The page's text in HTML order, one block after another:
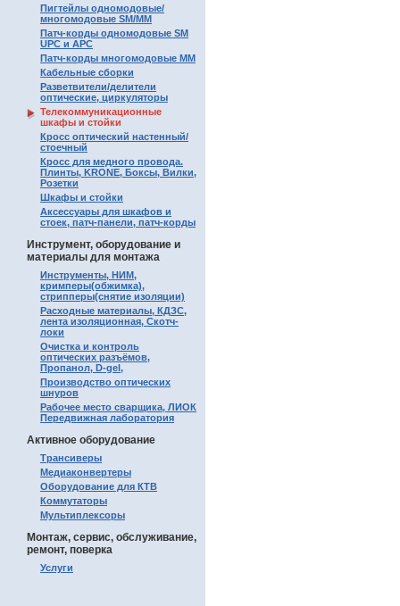
Пигтейлы одномодовые/
многомодовые SM/MM
Патч-корды одномодовые SM
UPC и APC
Патч-корды многомодовые MM
Кабельные сборки
Разветвители/делители
оптические, циркуляторы
Телекоммуникационные
шкафы и стойки
Кросс оптический настенный/
стоечный
Кросс для медного провода.
Плинты, KRONE, Боксы, Вилки,
Розетки
Шкафы и стойки
Аксессуары для шкафов и
стоек, патч-панели, патч-корды
Инструмент, оборудование и
материалы для монтажа
Инструменты, НИМ,
кримперы(обжимка),
стрипперы(снятие изоляции)
Расходные материалы, КДЗС,
лента изоляционная, Скотч-
локи
Очистка и контроль
оптических разъёмов,
Пропанол, D-gel,
Производство оптических
шнуров
Рабочее место сварщика, ЛИОК
Передвижная лаборатория
Активное оборудование
Трансиверы
Медиаконвертеры
Оборудование для КТВ
Коммутаторы
Мультиплексоры
Монтаж, сервис, обслуживание,
ремонт, поверка
Услуги